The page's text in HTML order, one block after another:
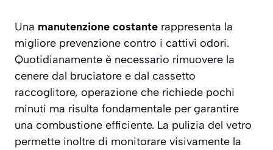
Una manutenzione costante rappresenta la
migliore prevenzione contro i cattivi odori.
Quotidianamente è necessario rimuovere la
cenere dal bruciatore e dal cassetto
raccoglitore, operazione che richiede pochi
minuti ma risulta fondamentale per garantire
una combustione efficiente. La pulizia del vetro
permette inoltre di monitorare visivamente la